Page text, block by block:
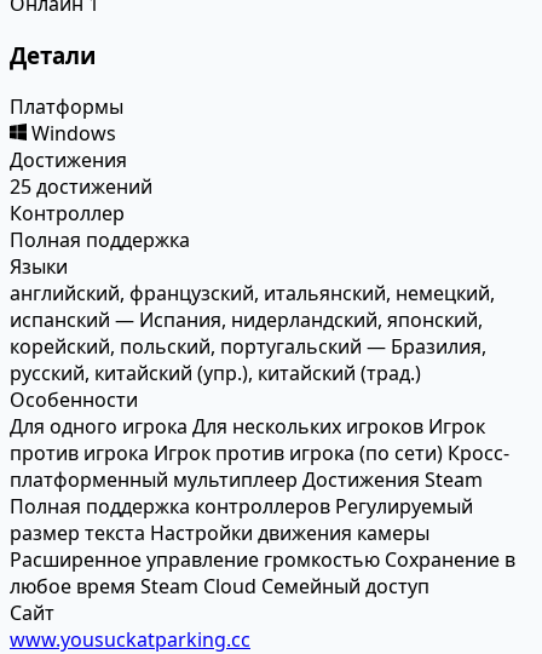
Детали
Платформы
Windows
Достижения
25 достижений
Контроллер
Полная поддержка
Языки
английский, французский, итальянский, немецкий,
испанский — Испания, нидерландский, японский,
корейский, польский, португальский — Бразилия,
русский, китайский (упр.), китайский (трад.)
Особенности
Для одного игрока Для нескольких игроков Игрок
против игрока Игрок против игрока (по сети) Кросс-
платформенный мультиплеер Достижения Steam
Полная поддержка контроллеров Регулируемый
размер текста Настройки движения камеры
Расширенное управление громкостью Сохранение в
любое время Steam Cloud Семейный доступ
Сайт
www.yousuckatparking.cc